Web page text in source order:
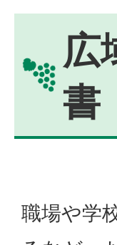
広
書
職場や学